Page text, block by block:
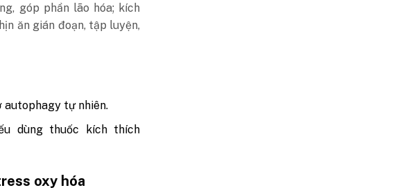
góp phần lão hóa; kích
ăn gián đoạn, tập luyện,
autophagy tự nhiên.
dùng thuốc kích thích
oxy hóa